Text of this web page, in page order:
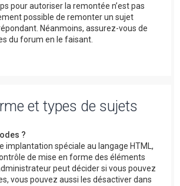
pour autoriser la remontée n’est pas
possible de remonter un sujet
Néanmoins, assurez-vous de
du forum en le faisant.
et types de sujets
?
implantation spéciale au langage HTML,
de mise en forme des éléments
peut décider si vous pouvez
vous pouvez aussi les désactiver dans